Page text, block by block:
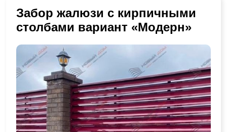
Забор жалюзи с кирпичными
столбами вариант «Модерн»